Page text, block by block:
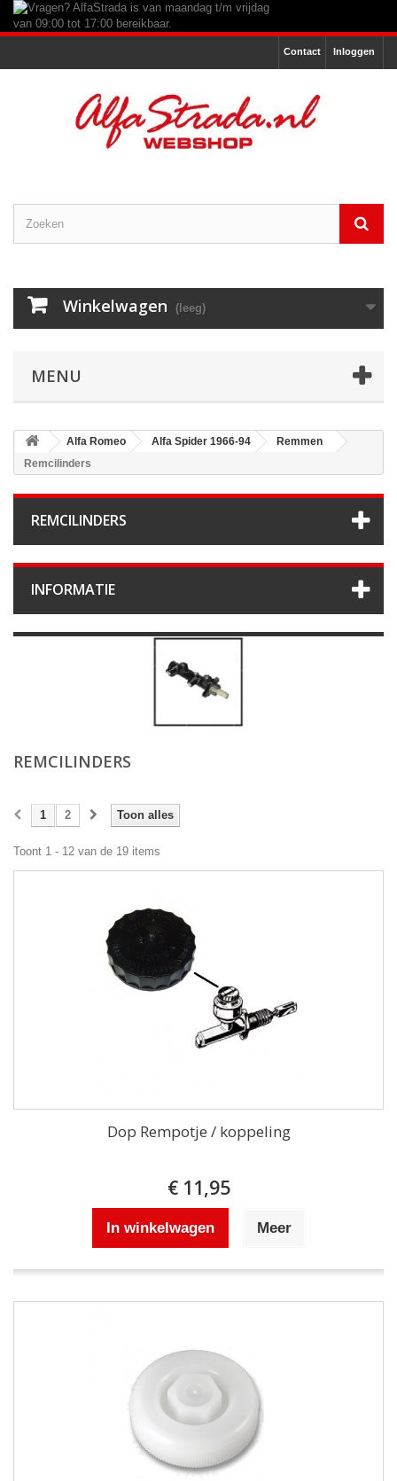
Inloggen
Contact
Winkelwagen (leeg)
MENU
Alfa Romeo Alfa Spider 1966-94
Remmen
Remcilinders
REMCILINDERS
INFORMATIE
REMCILINDERS
Toon alles
1 2
Toont 1 - 12 van de 19 items
Dop Rempotje / koppeling
€ 11,95
In winkelwagen Meer